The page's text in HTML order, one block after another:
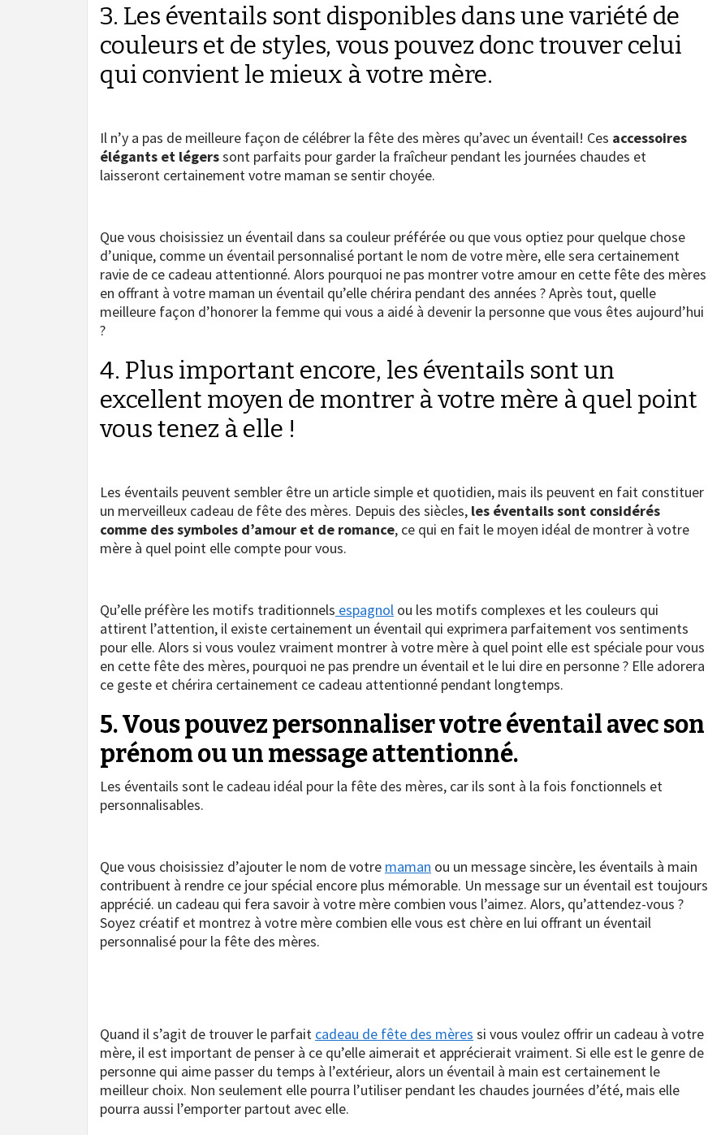
3. Les éventails sont disponibles dans une variété de
couleurs et de styles, vous pouvez donc trouver celui
qui convient le mieux à votre mère.
Il n’y a pas de meilleure façon de célébrer la fête des mères qu’avec un éventail! Ces accessoires
élégants et légerssont parfaits pour garder la fraîcheur pendant les journées chaudes et
laisseront certainement votre maman se sentir choyée.
Que vous choisissiez un éventail dans sa couleur préférée ou que vous optiez pour quelque chose
d’unique, comme un éventail personnalisé portant le nom de votre mère, elle sera certainement
ravie de ce cadeau attentionné. Alors pourquoi ne pas montrer votre amour en cette fête des mères
en offrant à votre maman un éventail qu’elle chérira pendant des années ? Après tout, quelle
meilleure façon d’honorer la femme qui vous a aidé à devenir la personne que vous êtes aujourd’hui
?
4. Plus important encore, les éventails sont un
excellent moyen de montrer à votre mère à quel point
vous tenez à elle !
Les éventails peuvent sembler être un article simple et quotidien, mais ils peuvent en fait constituer
un merveilleux cadeau de fête des mères. Depuis des siècles, les éventails sont considérés
comme des symboles d’amour et de romance, ce qui en fait le moyen idéal de montrer à votre
mère à quel point elle compte pour vous.
Qu’elle préfère les motifs traditionnels espagnol ou les motifs complexes et les couleurs qui
attirent l’attention, il existe certainement un éventail qui exprimera parfaitement vos sentiments
pour elle. Alors si vous voulez vraiment montrer à votre mère à quel point elle est spéciale pour vous
en cette fête des mères, pourquoi ne pas prendre un éventail et le lui dire en personne ? Elle adorera
ce geste et chérira certainement ce cadeau attentionné pendant longtemps.
5. Vous pouvez personnaliser votre éventail avec son
prénom ou un message attentionné.
Les éventails sont le cadeau idéal pour la fête des mères, car ils sont à la fois fonctionnels et
personnalisables.
Que vous choisissiez d’ajouter le nom de votre maman ou un message sincère, les éventails à main
contribuent à rendre ce jour spécial encore plus mémorable. Un message sur un éventail est toujours
apprécié. un cadeau qui fera savoir à votre mère combien vous l’aimez. Alors, qu’attendez-vous ?
Soyez créatif et montrez à votre mère combien elle vous est chère en lui offrant un éventail
personnalisé pour la fête des mères.
Quand il s’agit de trouver le parfait cadeau de fête des mères si vous voulez offrir un cadeau à votre
mère, il est important de penser à ce qu’elle aimerait et apprécierait vraiment. Si elle est le genre de
personne qui aime passer du temps à l’extérieur, alors un éventail à main est certainement le
meilleur choix. Non seulement elle pourra l’utiliser pendant les chaudes journées d’été, mais elle
pourra aussi l’emporter partout avec elle.